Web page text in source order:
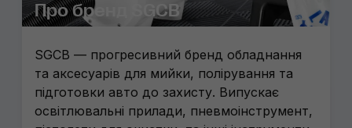
Про бренд SGCB
SGCB — прогресивний бренд обладнання
та аксесуарів для мийки, полірування та
підготовки авто до захисту. Випускає
освітлювальні прилади, пневмоінструмент,
CarPro